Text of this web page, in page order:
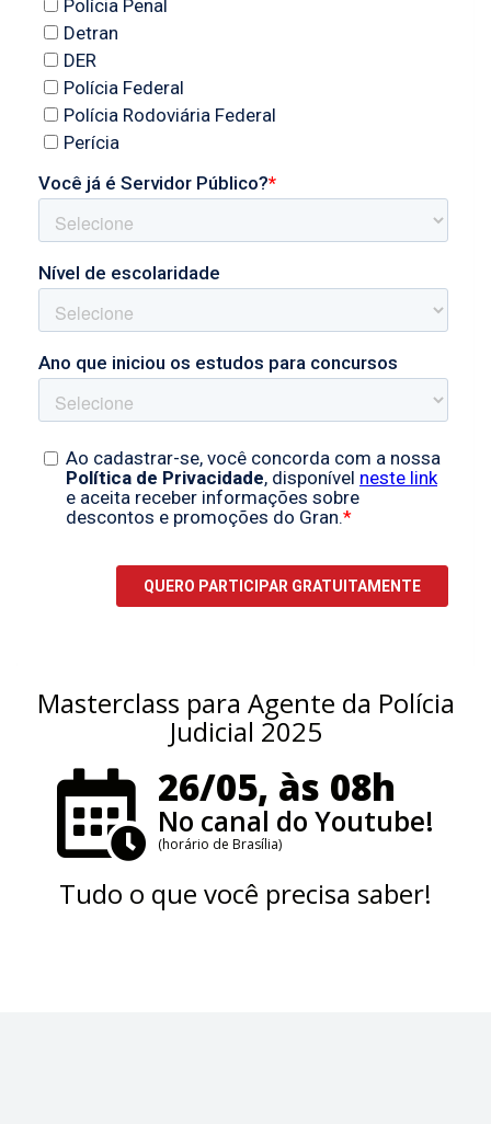
Masterclass para Agente da Polícia
Judicial 2025
26/05, às 08h
No canal do Youtube!
(horário de Brasília)
Tudo o que você precisa saber!